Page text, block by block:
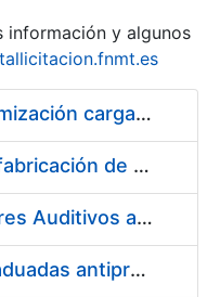
información y algunos
Pliego condiciones optimización cargas compras firmado
Acuerdo marco para la fabricación de piezas
Suministro de Protectores Auditivos a medida para las personas trabajadoras de los Centros de Trabajo de Madrid y Burgos
Suministro de gafas graduadas antiproyecciones para los trabajadores de la FNMT-RCM en los centros de trabajo de Madrid y Burgos